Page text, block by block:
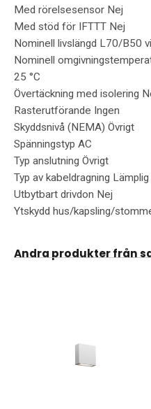
Med rörelsesensor Nej
Med stöd för IFTTT Nej
Nominell livslängd L70/B50
Nominell
25 °C
Övertäckning med isolering
Rasterutförande Ingen
Skyddsnivå (NEMA) Övrigt
Spänningstyp AC
Typ anslutning Övrigt
Typ av kabeldragning
Utbytbart drivdon Nej
Ytskydd hus/kapsling/
Andra produkter från